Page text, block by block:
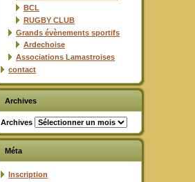
BCL
RUGBY CLUB
Grands évènements sportifs
Ardechoise
Associations Lamastroises
contact
Archives
Archives
Méta
Inscription